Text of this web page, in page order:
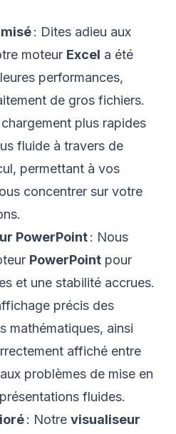
: Dites adieu aux
moteur Excel a été
performances,
de gros fichiers.
plus rapides
fluide à travers de
permettant à vos
concentrer sur votre
PowerPoint: Nous
PowerPoint pour
et une stabilité accrues.
précis des
mathématiques, ainsi
affiché entre
problèmes de mise en
fluides.
: Notre visualiseur